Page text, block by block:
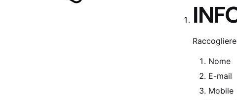
Nome
E-mail
Mobile